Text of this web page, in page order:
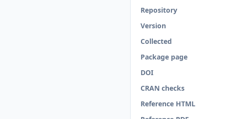
Repository
Version
Collected
Package page
DOI
CRAN checks
Reference HTML